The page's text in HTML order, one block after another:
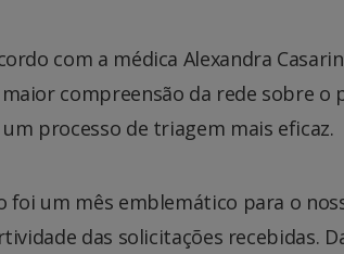
com a médica Alexandra
compreensão da rede sobre
processo de triagem mais eficaz.
foi um mês emblemático para o
das solicitações recebidas.